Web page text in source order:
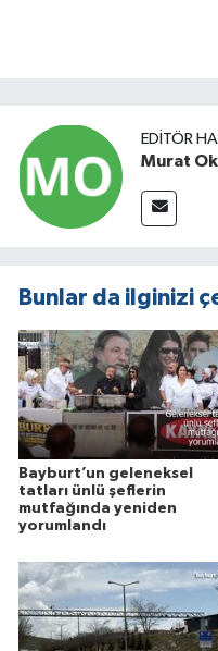
EDITÖR
Murat
Bunlar da ilginizi
Bayburt’un geleneksel
tatları ünlü şeflerin
mutfağında yeniden
yorumlandı